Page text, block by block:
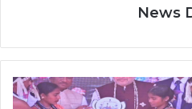
News
संभाग
स्तरीय